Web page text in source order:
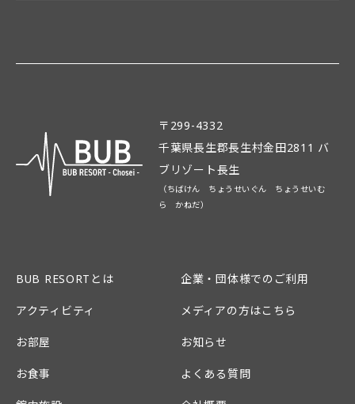
〒299-4332
千葉県長生郡長生村金田2811 バ
ブリゾート長生
（ちばけん ちょうせいぐん ちょうせいむ
ら かねだ）
BUB RESORTとは
アクティビティ
お部屋
お食事
企業・団体様でのご利用
メディアの方はこちら
お知らせ
よくある質問